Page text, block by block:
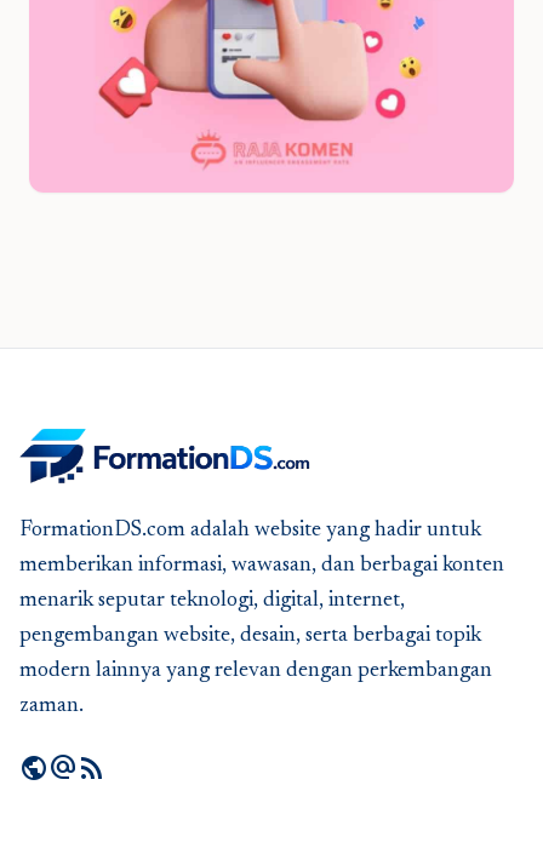
FormationDS.com adalah website yang hadir untuk
memberikan informasi, wawasan, dan berbagai konten
menarik seputar teknologi, digital, internet,
pengembangan website, desain, serta berbagai topik
modern lainnya yang relevan dengan perkembangan
zaman.
publicalternate_emailrss_feed